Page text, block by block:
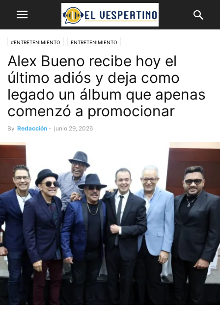
#ENTRETENIMIENTO ENTRETENIMIENTO
Alex Bueno recibe hoy el
último adiós y deja como
legado un álbum que apenas
comenzó a promocionar
By Redacción - junio 29, 2026